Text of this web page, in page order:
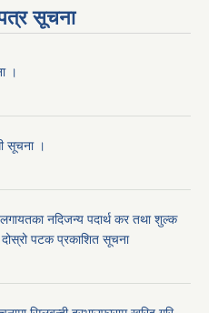
सूचना
।
सूचना ।
नदिजन्य पदार्थ कर तथा शुल्क
पटक प्रकाशित सूचना